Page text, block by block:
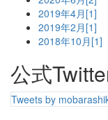
2019年4月[1]
2019年2月[1]
2018年10月[1]
公式
Tweets by